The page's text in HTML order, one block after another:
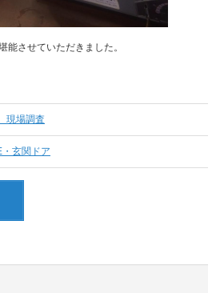
能させていただきました。
現場調査
玄関ドア